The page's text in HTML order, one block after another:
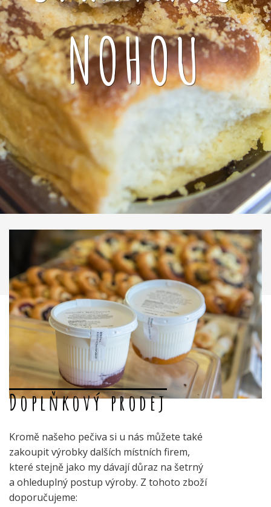
NOHOU
Doplňkový prodej
Kromě našeho pečiva si u nás můžete také
zakoupit výrobky dalších místních firem,
které stejně jako my dávají důraz na šetrný
a ohleduplný postup výroby. Z tohoto zboží
doporučujeme: